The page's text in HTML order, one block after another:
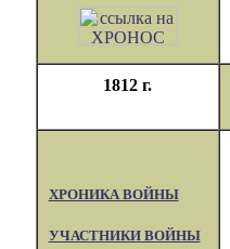
1812 г.
ХРОНИКА ВОЙНЫ
УЧАСТНИКИ ВОЙНЫ